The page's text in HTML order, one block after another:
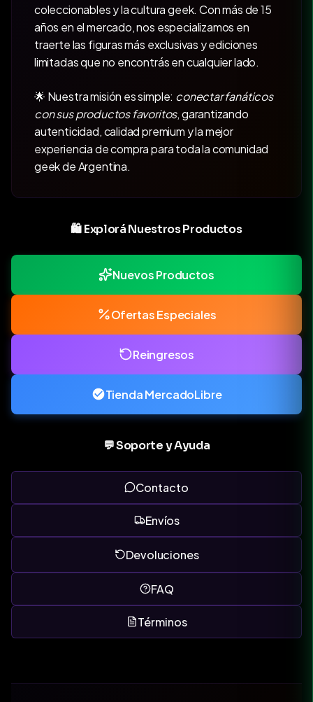
coleccionables y la cultura geek. Con más de 15
años en el mercado, nos especializamos en
traerte las figuras más exclusivas y ediciones
limitadas que no encontrás en cualquier lado.
🌟 Nuestra misión es simple: conectar fanáticos
con sus productos favoritos, garantizando
autenticidad, calidad premium y la mejor
experiencia de compra para toda la comunidad
geek de Argentina.
🛍️ Explorá Nuestros Productos
Nuevos Productos
Ofertas Especiales
Reingresos
Tienda MercadoLibre
💬 Soporte y Ayuda
Contacto
Envíos
Devoluciones
FAQ
Términos